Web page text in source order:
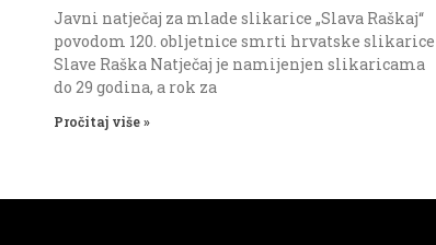
Javni natječaj za mlade slikarice „Slava Raškaj“
povodom 120. obljetnice smrti hrvatske slikarice
Slave Raška Natječaj je namijenjen slikaricama
do 29 godina, a rok za
Pročitaj više »